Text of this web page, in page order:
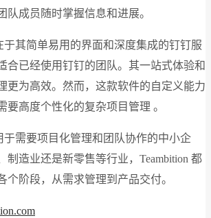
队成员随时掌握信息和进展。
于其简单易用的界面和深度集成的钉钉服
合已经使用钉钉的团队。其一站式体验和
更为高效。然而，这款软件的自定义能力
要高度个性化的复杂项目管理​ 。
于需要项目化管理和团队协作的中小企
制造业还是新零售等行业，Teambition 都
个阶段，从需求管理到产品交付​。